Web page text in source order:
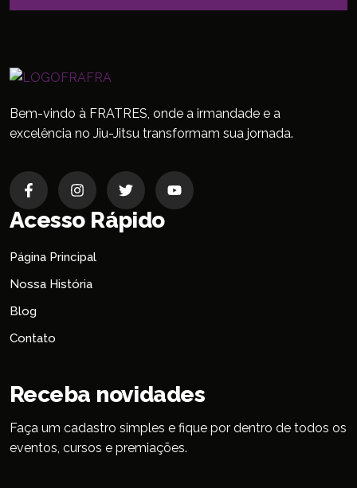
Bem-vindo à FRATRES, onde a irmandade e a
excelência no Jiu-Jitsu transformam sua jornada.
Acesso Rápido
Página Principal
Nossa História
Blog
Contato
Receba novidades
Faça um cadastro simples e fique por dentro de todos os
eventos, cursos e premiações.